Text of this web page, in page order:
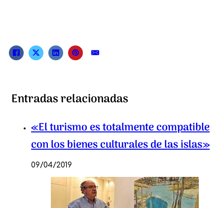
Entradas relacionadas
«El turismo es totalmente compatible
con los bienes culturales de las islas»
09/04/2019